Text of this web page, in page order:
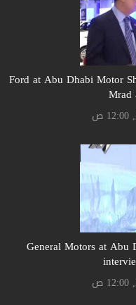
Ford at Abu Dhabi Motor
Mrad
General Motors at